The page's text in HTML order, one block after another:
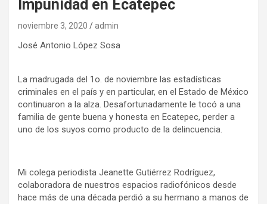
Impunidad en Ecatepec
noviembre 3, 2020 admin
José Antonio López Sosa
La madrugada del 1o. de noviembre las estadísticas
criminales en el país y en particular, en el Estado de México
continuaron a la alza. Desafortunadamente le tocó a una
familia de gente buena y honesta en Ecatepec, perder a
uno de los suyos como producto de la delincuencia.
Mi colega periodista Jeanette Gutiérrez Rodríguez,
colaboradora de nuestros espacios radiofónicos desde
hace más de una década perdió a su hermano a manos de